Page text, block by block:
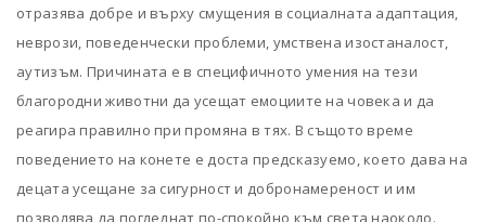
отразява добре и върху смущения в социалната адаптация,
неврози, поведенчески проблеми, умствена изостаналост,
аутизъм. Причината е в специфичното умения на тези
благородни животни да усещат емоциите на човека и да
реагира правилно при промяна в тях. В същото време
поведението на конете е доста предсказуемо, което дава на
децата усещане за сигурност и добронамереност и им
позволява да погледнат по-спокойно към света наоколо.